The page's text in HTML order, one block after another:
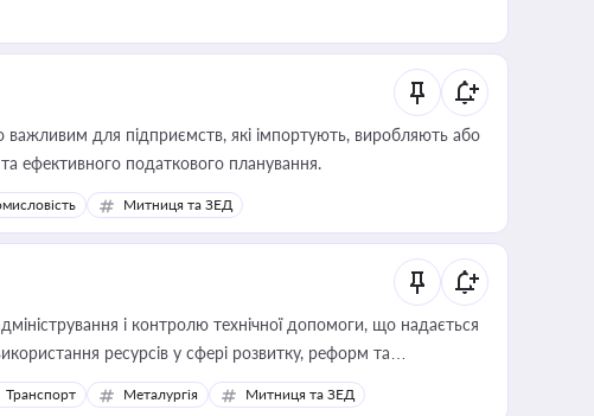
для підприємств, які імпортують, виробляють або
ефективного податкового планування.
Митниця та ЗЕД
і контролю технічної допомоги, що надається
ресурсів у сфері розвитку, реформ та
Транспорт Металургія Митниця та ЗЕД